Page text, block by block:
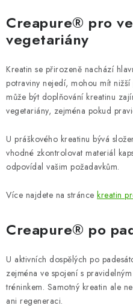
Creapure® pro
vegetariány
Kreatin se přirozeně nachází
potraviny nejedí, mohou mít
může být doplňování kreatinu
vegetariány, zejména pokud
U práškového kreatinu bývá
vhodné zkontrolovat materiál
odpovídal vašim požadavkům.
Více najdete na stránce kreatin
Creapure® po
U aktivních dospělých po
zejména ve spojení s
tréninkem. Samotný kreatin ale
ani regeneraci.